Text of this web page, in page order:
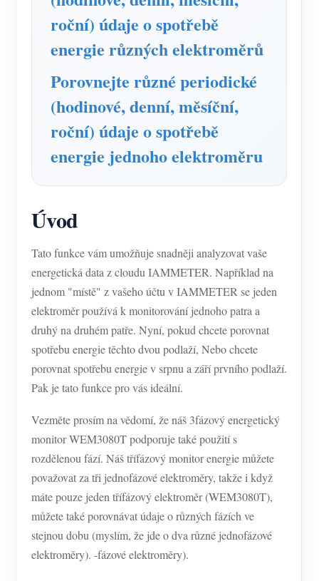
Simulátor IAMMETER
Virtuální měřič
Systém energetického předpovídání a simulace
Aplikace
Monitor energie solárního FV systému
Monitor spotřeby elektřiny
Tovární energetické monitorování
Ukládat
Zdroje
Výukové video
FAQ
Zprávy
Blogy
O nás
roční) údaje o spotřebě
energie různých elektroměrů
Porovnejte různé periodické
(hodinové, denní, měsíční,
roční) údaje o spotřebě
energie jednoho elektroměru
Úvod
Tato funkce vám umožňuje snadněji analyzovat vaše
energetická data z cloudu IAMMETER. Například na
jednom "místě" z vašeho účtu v IAMMETER se jeden
elektroměr používá k monitorování jednoho patra a
druhý na druhém patře. Nyní, pokud chcete porovnat
spotřebu energie těchto dvou podlaží, Nebo chcete
porovnat spotřebu energie v srpnu a září prvního podlaží.
Pak je tato funkce pro vás ideální.
Vezměte prosím na vědomí, že náš 3fázový energetický
monitor WEM3080T podporuje také použití s
rozdělenou fází. Náš třífázový monitor energie můžete
považovat za tři jednofázové elektroměry, takže i když
máte pouze jeden třífázový elektroměr (WEM3080T),
můžete také porovnávat údaje o různých fázích ve
stejnou dobu (myslím, že jde o dva různé jednofázové
elektroměry). -fázové elektroměry).